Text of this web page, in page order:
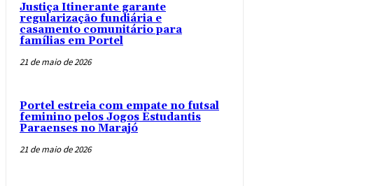
Justiça Itinerante garante
regularização fundiária e
casamento comunitário para
famílias em Portel
21 de maio de 2026
Portel estreia com empate no futsal
feminino pelos Jogos Estudantis
Paraenses no Marajó
21 de maio de 2026